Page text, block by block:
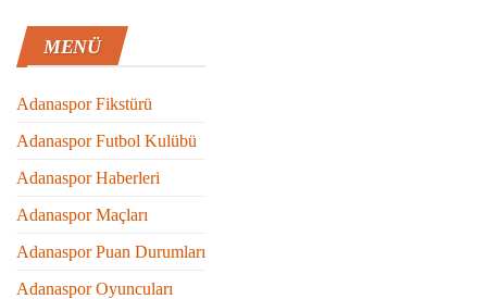
MENÜ
Adanaspor Fikstürü
Adanaspor Futbol Kulübü
Adanaspor Haberleri
Adanaspor Maçları
Adanaspor Puan Durumları
Adanaspor Oyuncuları